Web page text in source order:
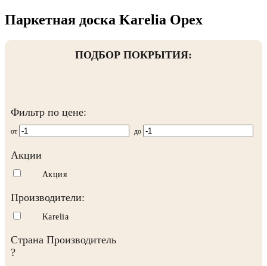
Паркетная доска Karelia Орех
ПОДБОР ПОКРЫТИЯ:
Фильтр по цене:
от до
Акции
Акция
Производители:
Karelia
Страна Производитель
?